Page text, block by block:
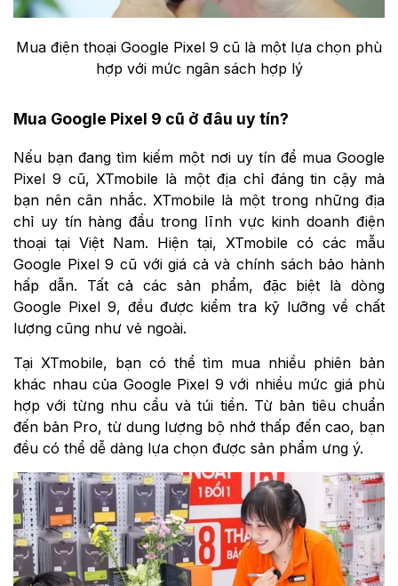
Mua điện thoại Google Pixel 9 cũ là một lựa chọn phù
hợp với mức ngân sách hợp lý
Mua Google Pixel 9 cũ ở đâu uy tín?
Nếu bạn đang tìm kiếm một nơi uy tín để mua Google
Pixel 9 cũ, XTmobile là một địa chỉ đáng tin cậy mà
bạn nên cân nhắc. XTmobile là một trong những địa
chỉ uy tín hàng đầu trong lĩnh vực kinh doanh điện
thoại tại Việt Nam. Hiện tại, XTmobile có các mẫu
Google Pixel 9 cũ với giá cả và chính sách bảo hành
hấp dẫn. Tất cả các sản phẩm, đặc biệt là dòng
Google Pixel 9, đều được kiểm tra kỹ lưỡng về chất
lượng cũng như vẻ ngoài.
Tại XTmobile, bạn có thể tìm mua nhiều phiên bản
khác nhau của Google Pixel 9 với nhiều mức giá phù
hợp với từng nhu cầu và túi tiền. Từ bản tiêu chuẩn
đến bản Pro, từ dung lượng bộ nhớ thấp đến cao, bạn
đều có thể dễ dàng lựa chọn được sản phẩm ưng ý.